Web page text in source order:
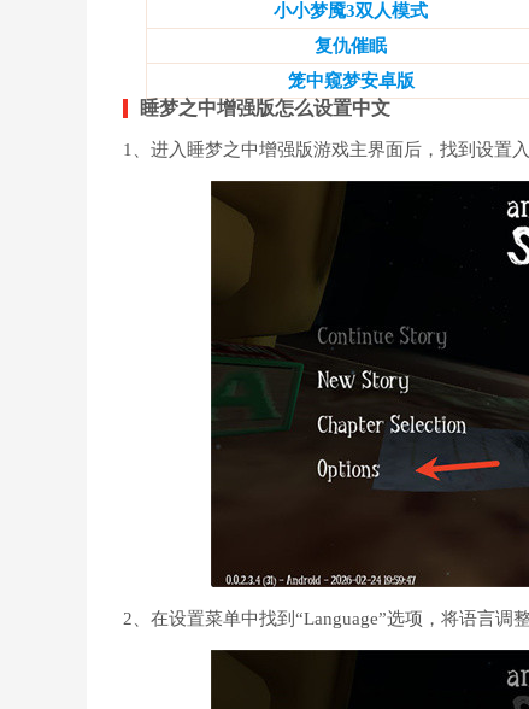
小小梦魇3双人模式
复仇催眠
笼中窥梦安卓版
睡梦之中增强版怎么设置中文
1、进入睡梦之中增强版游戏主界面后，找到设置
2、在设置菜单中找到“Language”选项，将语言调整